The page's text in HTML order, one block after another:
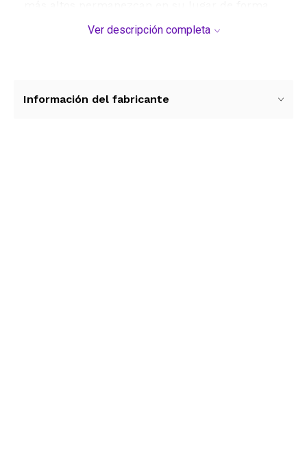
sombras, bases, brochas y productos de
Ver descripción completa
Información del fabricante